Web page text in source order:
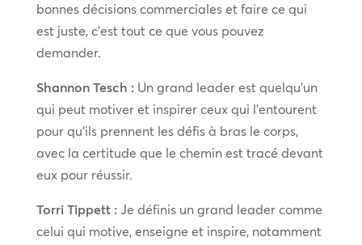
bonnes décisions commerciales et faire ce qui
est juste, c’est tout ce que vous pouvez
demander.
Shannon Tesch :Un grand leader est quelqu’un
qui peut motiver et inspirer ceux qui l’entourent
pour qu’ils prennent les défis à bras le corps,
avec la certitude que le chemin est tracé devant
eux pour réussir.
Torri Tippett :Je définis un grand leader comme
celui qui motive, enseigne et inspire, notamment